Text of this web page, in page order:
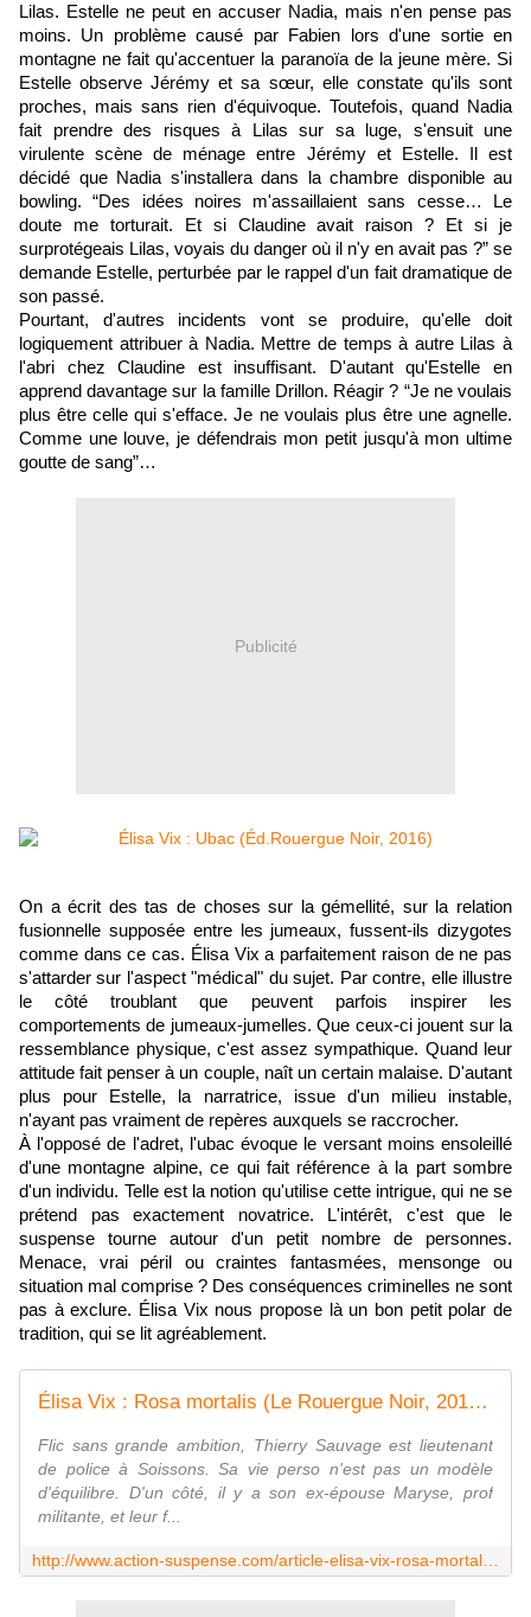
Lilas. Estelle ne peut en accuser Nadia, mais n'en pense pas
moins. Un problème causé par Fabien lors d'une sortie en
montagne ne fait qu'accentuer la paranoïa de la jeune mère. Si
Estelle observe Jérémy et sa sœur, elle constate qu'ils sont
proches, mais sans rien d'équivoque. Toutefois, quand Nadia
fait prendre des risques à Lilas sur sa luge, s'ensuit une
virulente scène de ménage entre Jérémy et Estelle. Il est
décidé que Nadia s'installera dans la chambre disponible au
bowling. “Des idées noires m'assaillaient sans cesse… Le
doute me torturait. Et si Claudine avait raison ? Et si je
surprotégeais Lilas, voyais du danger où il n'y en avait pas ?” se
demande Estelle, perturbée par le rappel d'un fait dramatique de
son passé.
Pourtant, d'autres incidents vont se produire, qu'elle doit
logiquement attribuer à Nadia. Mettre de temps à autre Lilas à
l'abri chez Claudine est insuffisant. D'autant qu'Estelle en
apprend davantage sur la famille Drillon. Réagir ? “Je ne voulais
plus être celle qui s'efface. Je ne voulais plus être une agnelle.
Comme une louve, je défendrais mon petit jusqu'à mon ultime
goutte de sang”…
Publicité
On a écrit des tas de choses sur la gémellité, sur la relation
fusionnelle supposée entre les jumeaux, fussent-ils dizygotes
comme dans ce cas. Élisa Vix a parfaitement raison de ne pas
s'attarder sur l'aspect "médical" du sujet. Par contre, elle illustre
le côté troublant que peuvent parfois inspirer les
comportements de jumeaux-jumelles. Que ceux-ci jouent sur la
ressemblance physique, c'est assez sympathique. Quand leur
attitude fait penser à un couple, naît un certain malaise. D'autant
plus pour Estelle, la narratrice, issue d'un milieu instable,
n'ayant pas vraiment de repères auxquels se raccrocher.
À l'opposé de l'adret, l'ubac évoque le versant moins ensoleillé
d'une montagne alpine, ce qui fait référence à la part sombre
d'un individu. Telle est la notion qu'utilise cette intrigue, qui ne se
prétend pas exactement novatrice. L'intérêt, c'est que le
suspense tourne autour d'un petit nombre de personnes.
Menace, vrai péril ou craintes fantasmées, mensonge ou
situation mal comprise ? Des conséquences criminelles ne sont
pas à exclure. Élisa Vix nous propose là un bon petit polar de
tradition, qui se lit agréablement.
Élisa Vix : Rosa mortalis (Le Rouergue Noir, 2013) - Le blog de Claude LE NOCHER
Flic sans grande ambition, Thierry Sauvage est lieutenant
de police à Soissons. Sa vie perso n'est pas un modèle
d'équilibre. D'un côté, il y a son ex-épouse Maryse, prof
militante, et leur f...